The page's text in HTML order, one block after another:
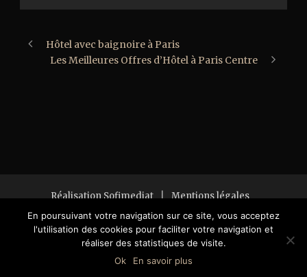
Hôtel avec baignoire à Paris
Les Meilleures Offres d’Hôtel à Paris Centre
Réalisation Sofimediat | Mentions légales
Copyright 2018 All Right Reserved
En poursuivant votre navigation sur ce site, vous acceptez
l'utilisation des cookies pour faciliter votre navigation et
réaliser des statistiques de visite.
Ok
En savoir plus